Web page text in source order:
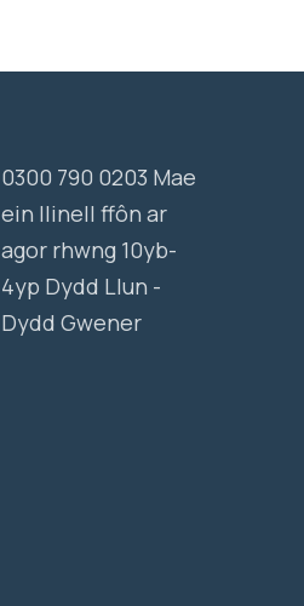
0300 790 0203 Mae
ein llinell ffôn ar
agor rhwng 10yb-
4yp Dydd Llun -
Dydd Gwener